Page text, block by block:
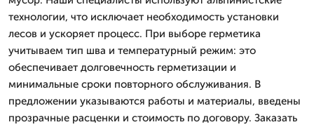
технологии, что исключает необходимость установки
лесов и ускоряет процесс. При выборе герметика
учитываем тип шва и температурный режим: это
обеспечивает долговечность герметизации и
минимальные сроки повторного обслуживания. В
предложении указываются работы и материалы, введены
прозрачные расценки и стоимость по договору. Заказать